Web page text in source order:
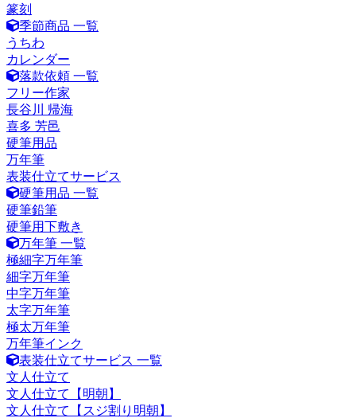
篆刻
季節商品 一覧
うちわ
カレンダー
落款依頼 一覧
フリー作家
長谷川 帰海
喜多 芳邑
硬筆用品
万年筆
表装仕立てサービス
硬筆用品 一覧
硬筆鉛筆
硬筆用下敷き
万年筆 一覧
極細字万年筆
細字万年筆
中字万年筆
太字万年筆
極太万年筆
万年筆インク
表装仕立てサービス 一覧
文人仕立て
文人仕立て【明朝】
文人仕立て【スジ割り明朝】